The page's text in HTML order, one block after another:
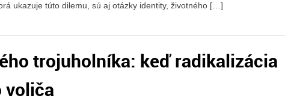
ukazuje túto dilemu, sú aj otázky identity, životného […]
trojuholníka: keď radikalizácia
voliča